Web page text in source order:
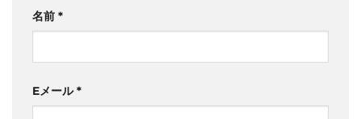
名前 *
Eメール*